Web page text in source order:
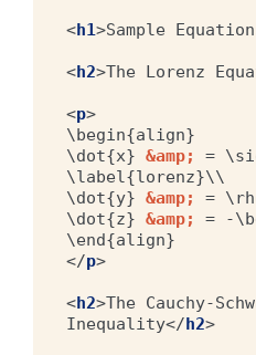
<h1>Sample
<h2>The Lorenz
<p>
\begin{align}
\dot{x} &amp;
=
\label{lorenz}\\
\dot{y} &amp;
=
\dot{z} &amp;
= -
</p>
<h2>The Cauchy-
Inequality</h2>